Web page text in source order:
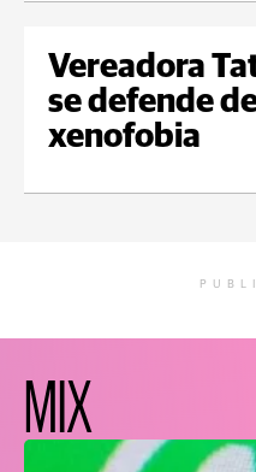
Vereadora
se defende
xenofobia
MIX